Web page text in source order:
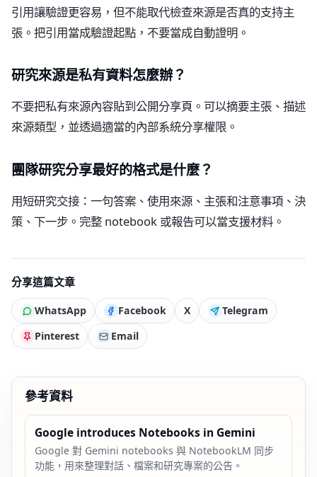
引用讓驗證更容易，但不能取代檢查來源是否真的支持主
張。把引用當成驗證起點，不要當成自動證明。
研究來源是私有資料怎麼辦？
不要把私有來源內容貼到公開分享頁。可以摘要主張、描述
來源類型，並透過適當的內部系統分享權限。
團隊研究分享最好的格式是什麼？
用短研究交接：一句答案、使用來源、主張和注意事項、決
策、下一步。完整 notebook 或報告可以當支援材料。
分享這篇文章
WhatsApp Facebook X
Telegram
Pinterest
Email
參考資料
Google introduces Notebooks in Gemini
Google 對 Gemini notebooks 與 NotebookLM 同步
功能，用來整理對話、檔案和研究專案的公告。